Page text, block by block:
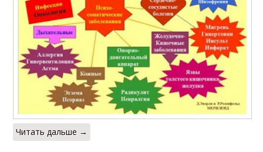
Читать дальше →